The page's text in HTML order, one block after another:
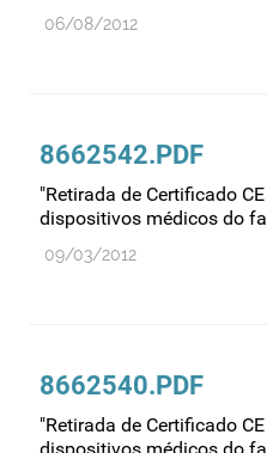
Taxas
Tecnologias da
Utilização
06/08/2012
8662542.PDF
"Retirada de Certificado
dispositivos médicos do
09/03/2012
8662540.PDF
"Retirada de Certificado